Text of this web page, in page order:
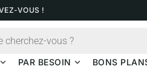
VOUS !
PAR BESOIN BONS